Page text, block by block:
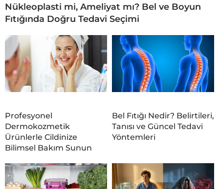
Nükleoplasti mi, Ameliyat mı? Bel ve Boyun
Fıtığında Doğru Tedavi Seçimi
Profesyonel
Dermokozmetik
Ürünlerle Cildinize
Bilimsel Bakım Sunun
Bel Fıtığı Nedir? Belirtileri,
Tanısı ve Güncel Tedavi
Yöntemleri